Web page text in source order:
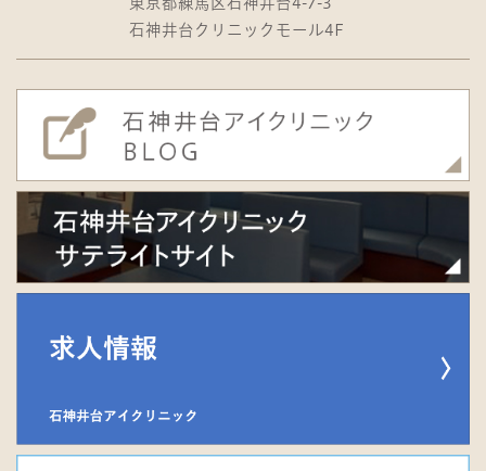
石神井台クリニックモール4F